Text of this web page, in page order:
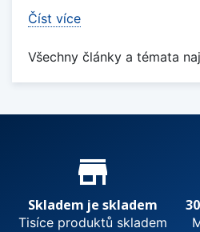
Číst více
Všechny články a témata
Proč nakupovat u nás?
store_mall_directory
Skladem je skladem
Tisíce produktů skladem